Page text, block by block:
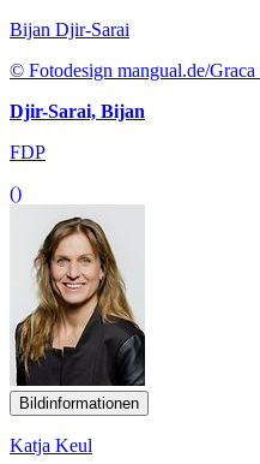
Bijan Djir-Sarai
© Fotodesign mangual.de/
Djir-Sarai, Bijan
FDP
()
Bildinformationen
Katja Keul